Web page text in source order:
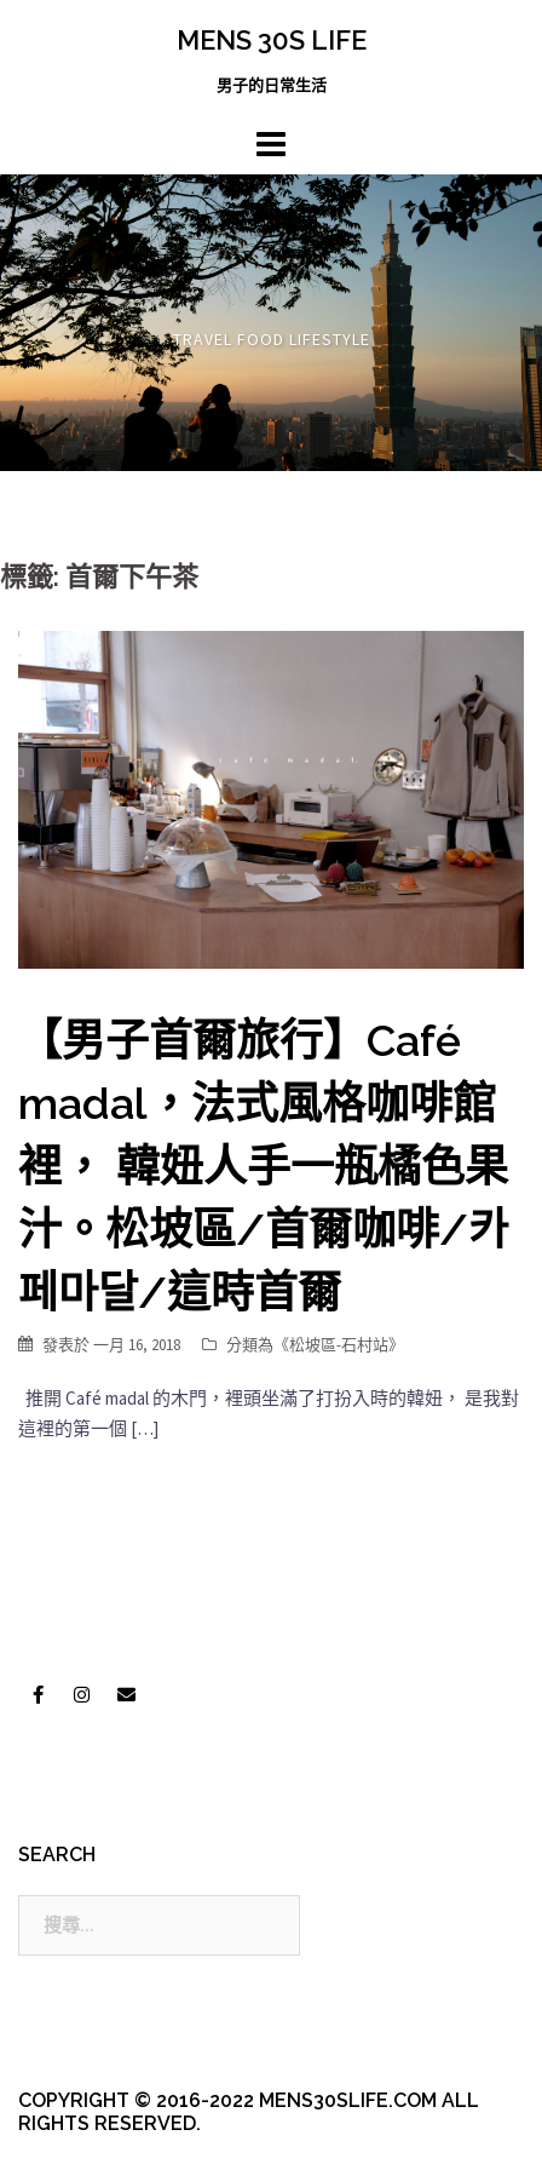
MENS 30S LIFE
男子的日常生活
TRAVEL FOOD LIFESTYLE
標籤: 首爾下午茶
【男子首爾旅行】Café
madal，法式風格咖啡館
裡， 韓妞人手一瓶橘色果
汁。松坡區/首爾咖啡/카
페마달/這時首爾
發表於一月 16, 2018 分類為《松坡區-石村站》
推開 Café madal 的木門，裡頭坐滿了打扮入時的韓妞， 是我對
這裡的第一個 […]
SEARCH
COPYRIGHT © 2016-2022 MENS30SLIFE.COM ALL
RIGHTS RESERVED.